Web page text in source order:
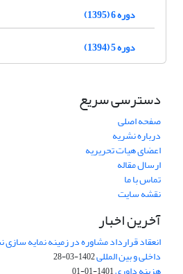
دوره 6 (1395)
دوره 5 (1394)
دسترسی سریع
صفحه اصلی
درباره نشریه
اعضای هیات تحریریه
ارسال مقاله
تماس با ما
نقشه سایت
آخرین اخبار
انعقاد قرارداد مشاوره در زمینه نمایه سازی
داخلی و بین المللی1402-03-28